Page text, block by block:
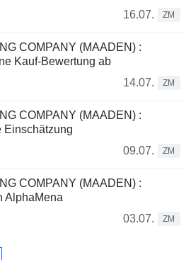
16.07.
ZM
COMPANY (MAADEN) :
Kauf-Bewertung ab
14.07.
ZM
COMPANY (MAADEN) :
Einschätzung
09.07.
ZM
COMPANY (MAADEN) :
AlphaMena
03.07.
ZM